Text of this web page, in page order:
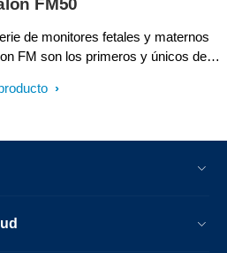
por separado para mejorar la
del diagnóstico.
FM50
de monitores fetales y maternos
FM son los primeros y únicos de
(verificación de canal